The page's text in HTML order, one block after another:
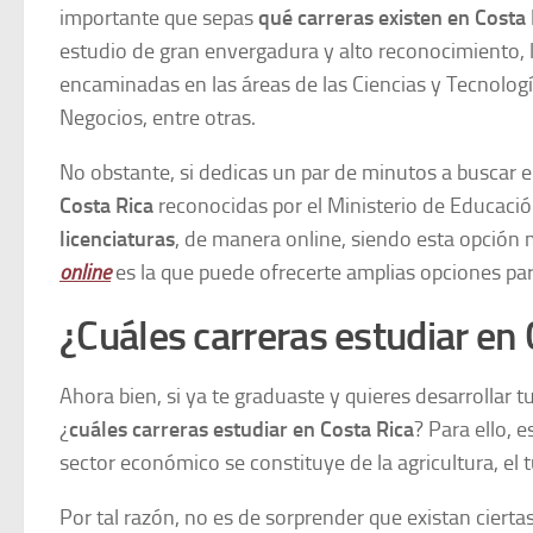
importante que sepasqué carreras existen en Costa
estudio de gran envergadura y alto
encaminadas en las áreas de las Ciencias y
Negocios, entre otras.
No obstante, si dedicas un par de minutos a
Costa Rica reconocidas por el Ministerio de
licenciaturas, de manera online, siendo esta opción
onlinees la que puede ofrecerte amplias opciones
¿Cuáles carreras estudiar en
Ahora bien, si ya te graduaste y quieres desarrollar
¿cuáles carreras estudiar en Costa Rica? Para ello,
sector económico se constituye de la agricultura, el
Por tal razón, no es de sorprender que existan